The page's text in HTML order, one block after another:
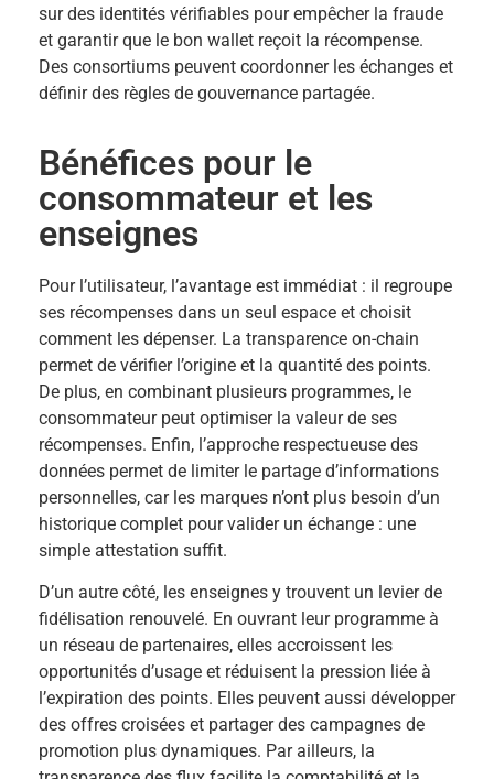
sur des identités vérifiables pour empêcher la fraude
et garantir que le bon wallet reçoit la récompense.
Des consortiums peuvent coordonner les échanges et
définir des règles de gouvernance partagée.
Bénéfices pour le
consommateur et les
enseignes
Pour l’utilisateur, l’avantage est immédiat : il regroupe
ses récompenses dans un seul espace et choisit
comment les dépenser. La transparence on-chain
permet de vérifier l’origine et la quantité des points.
De plus, en combinant plusieurs programmes, le
consommateur peut optimiser la valeur de ses
récompenses. Enfin, l’approche respectueuse des
données permet de limiter le partage d’informations
personnelles, car les marques n’ont plus besoin d’un
historique complet pour valider un échange : une
simple attestation suffit.
D’un autre côté, les enseignes y trouvent un levier de
fidélisation renouvelé. En ouvrant leur programme à
un réseau de partenaires, elles accroissent les
opportunités d’usage et réduisent la pression liée à
l’expiration des points. Elles peuvent aussi développer
des offres croisées et partager des campagnes de
promotion plus dynamiques. Par ailleurs, la